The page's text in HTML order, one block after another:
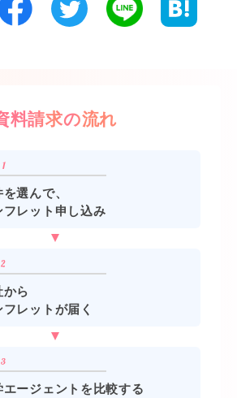
料請求の流れ
選んで、
フレット申し込み
から
フレットが届く
エージェントを比較する